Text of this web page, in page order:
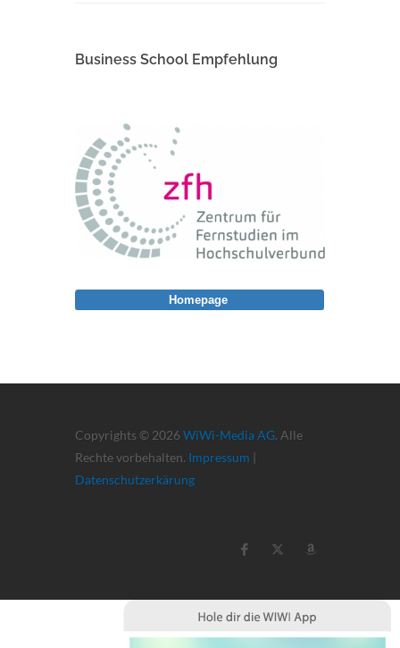
Business School Empfehlung
Copyrights © 2026 WiWi-Media AG. Alle
Rechte vorbehalten. Impressum |
Datenschutzerkärung
Homepage